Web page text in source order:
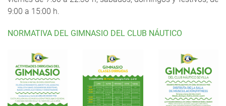
9:00 a 15:00 h.
NORMATIVA DEL GIMNASIO DEL CLUB NÁUTICO